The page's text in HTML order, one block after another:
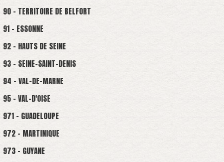
90 - TERRITOIRE DE BELFORT
91 - ESSONNE
92 - HAUTS DE SEINE
93 - SEINE-SAINT-DENIS
94 - VAL-DE-MARNE
95 - VAL-D'OISE
971 - GUADELOUPE
972 - MARTINIQUE
973 - GUYANE